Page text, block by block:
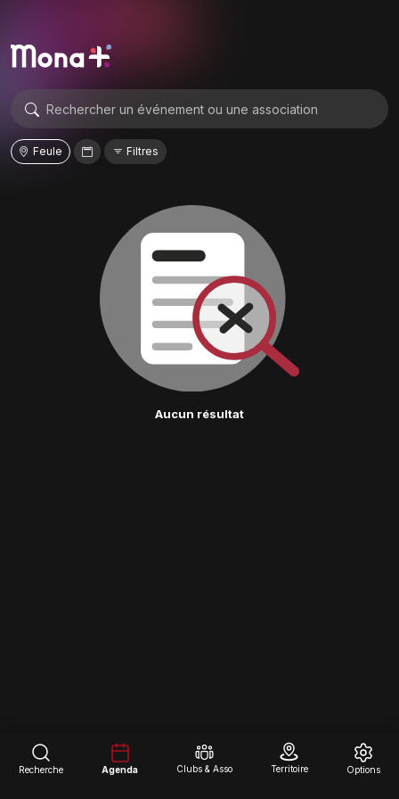
Feule Filtres
Aucun résultat
Recherche Agenda Clubs & Asso Territoire Options